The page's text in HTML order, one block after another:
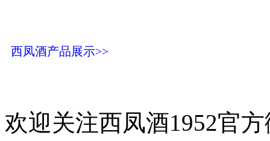
西凤酒产品展示>>
欢迎关注西凤酒1952官